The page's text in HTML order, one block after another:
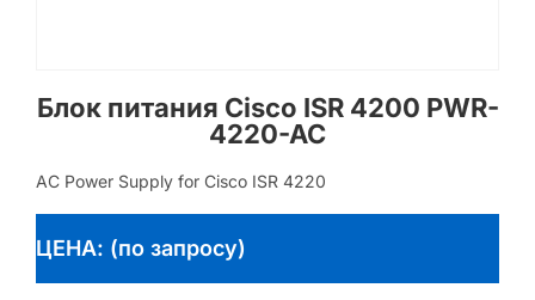
Блок питания Cisco ISR 4200 PWR-
4220-AC
AC Power Supply for Cisco ISR 4220
ЦЕНА: (по запросу)